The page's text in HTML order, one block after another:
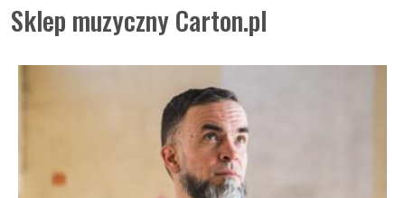
Sklep muzyczny Carton.pl